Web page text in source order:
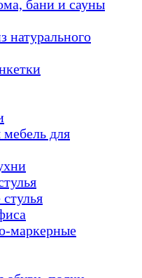
бани и сауны
натурального
мебель для
маркерные